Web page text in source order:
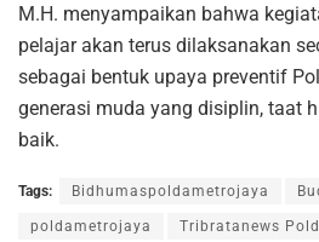
M.H. menyampaikan bahwa
pelajar akan terus dilaksanakan
sebagai bentuk upaya preventif
generasi muda yang disiplin, taat
baik.
Tags: Bidhumaspoldametrojaya
poldametrojaya Tribratanews